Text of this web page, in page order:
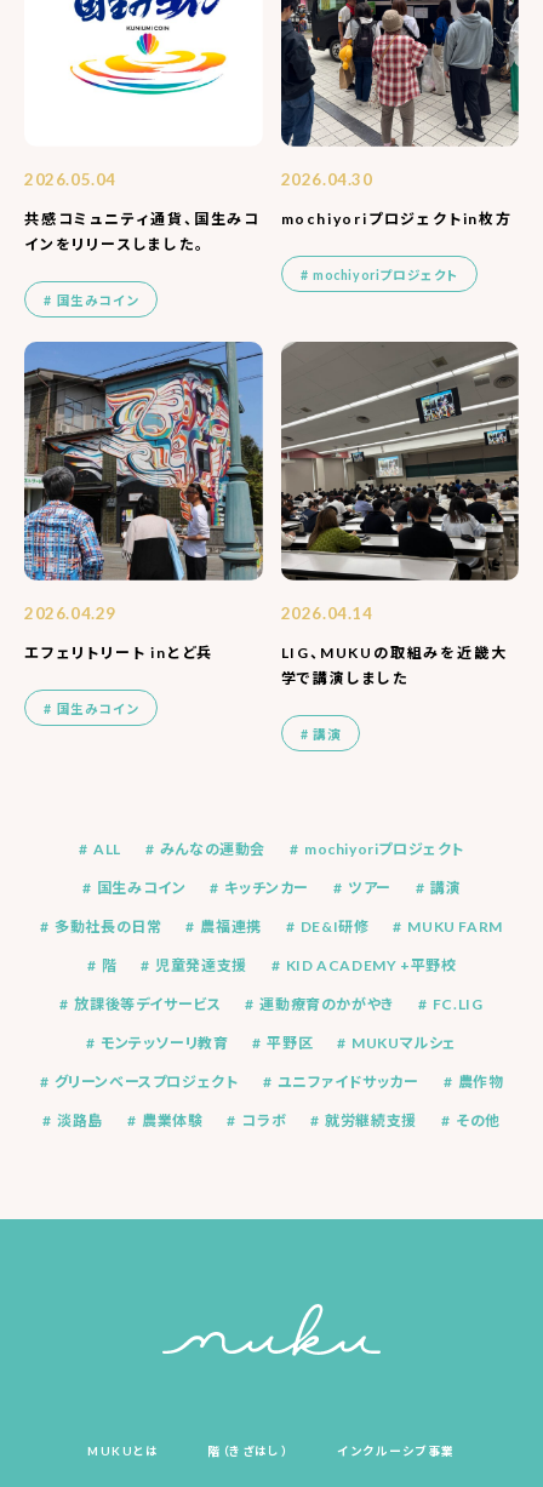
2026.05.04
共感コミュニティ通貨、国生みコ
インをリリースしました。
国生みコイン
2026.04.30
mochiyoriプロジェクトin枚方
mochiyoriプロジェクト
2026.04.29
エフェリトリート inとど兵
国生みコイン
2026.04.14
LIG、MUKUの取組みを近畿大
学で講演しました
講演
ALL みんなの運動会 mochiyoriプロジェクト
国生みコイン キッチンカー ツアー 講演
多動社長の日常 農福連携 DE&I研修 MUKU FARM
階 児童発達支援 KID ACADEMY +平野校
放課後等デイサービス 運動療育のかがやき FC.LIG
モンテッソーリ教育 平野区 MUKUマルシェ
グリーンベースプロジェクト ユニファイドサッカー 農作物
淡路島 農業体験 コラボ 就労継続支援 その他
MUKUとは 階（きざはし） インクルーシブ事業